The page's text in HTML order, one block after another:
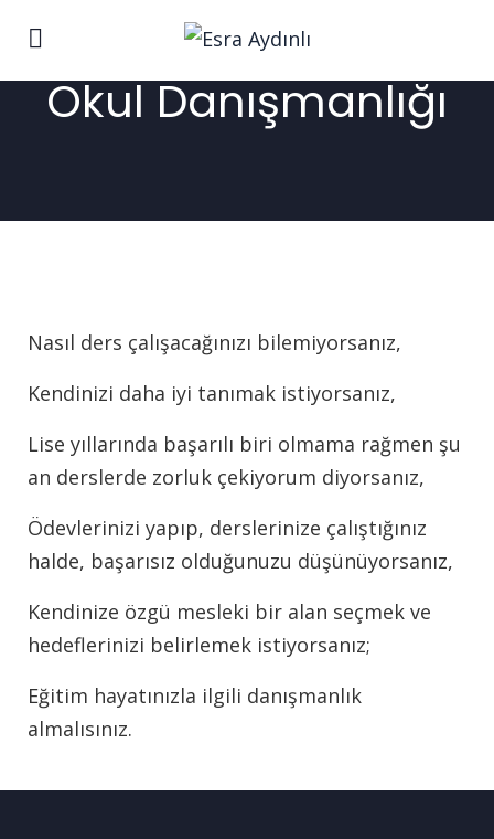
Okul Danışmanlığı
Nasıl ders çalışacağınızı bilemiyorsanız,
Kendinizi daha iyi tanımak istiyorsanız,
Lise yıllarında başarılı biri olmama rağmen şu
an derslerde zorluk çekiyorum diyorsanız,
Ödevlerinizi yapıp, derslerinize çalıştığınız
halde, başarısız olduğunuzu düşünüyorsanız,
Kendinize özgü mesleki bir alan seçmek ve
hedeflerinizi belirlemek istiyorsanız;
Eğitim hayatınızla ilgili danışmanlık
almalısınız.